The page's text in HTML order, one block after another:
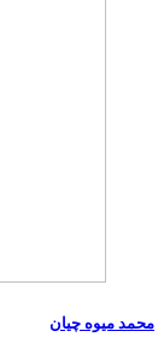
محمد میوه چیان